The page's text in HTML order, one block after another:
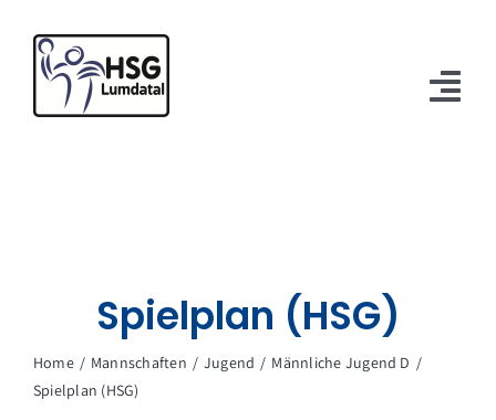
Inhalt
springen
Sponsoren
Spielplan (HSG)
Home Mannschaften Jugend
Männliche Jugend D
Spielplan (HSG)